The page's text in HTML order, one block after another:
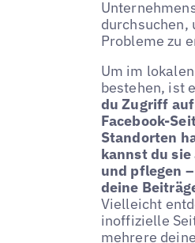
durchsuchen,
Probleme zu
Um im
bestehen, ist
du Zugriff
Facebook-
Standorten
kannst du
und pflegen
deine
Vielleicht
inoffizielle
mehrere